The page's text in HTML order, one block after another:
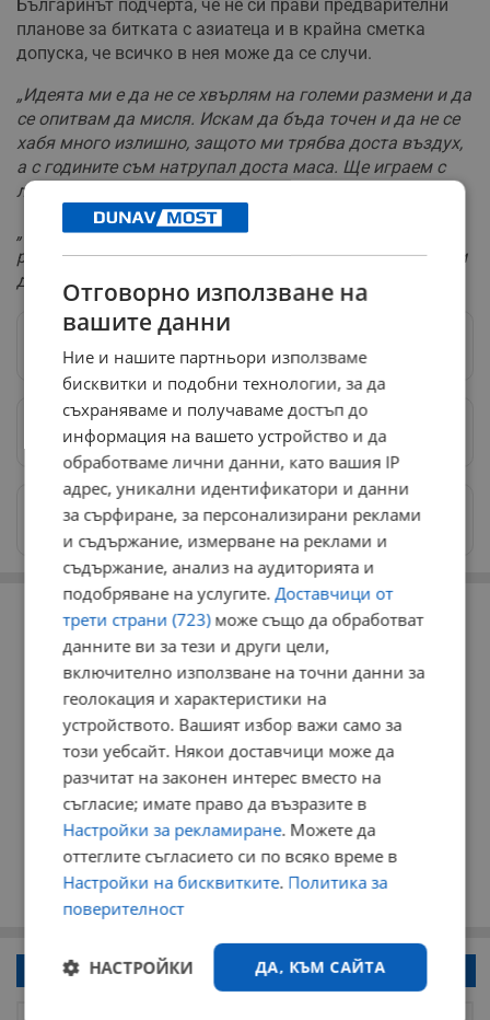
Българинът подчерта, че не си прави предварителни
планове за битката с азиатеца и в крайна сметка
допуска, че всичко в нея може да се случи.
„Идеята ми е да не се хвърлям на големи размени и да
се опитвам да мисля. Искам да бъда точен и да не се
хабя много излишно, защото ми трябва доста въздух,
а с годините съм натрупал доста маса. Ще играем с
леки нокаутиращи удари“
„Отстрани като го гледам ми е интересно и затова
реших да взема участие, но като цяло нямам амбиции
да се развивам в боя с голи ръце."
Предпочитани източници→
Изпращайте снимки и информация на
news@dunavmost.com
РЕКЛАМА
Напиши коментар!
Отговорно използване на
вашите данни
Ние и нашите партньори използваме
бисквитки и подобни технологии, за да
съхраняваме и получаваме достъп до
информация на вашето устройство и да
обработваме лични данни, като вашия IP
адрес, уникални идентификатори и данни
за сърфиране, за персонализирани реклами
и съдържание, измерване на реклами и
съдържание, анализ на аудиторията и
подобряване на услугите.Доставчици от
трети страни (723)може също да обработват
данните ви за тези и други цели,
включително използване на точни данни за
геолокация и характеристики на
устройството. Вашият избор важи само за
този уебсайт. Някои доставчици може да
разчитат на законен интерес вместо на
съгласие; имате право да възразите в
Настройки за рекламиране. Можете да
оттеглите съгласието си по всяко време в
Настройки на бисквитките. Политика за
поверителност
ДА, КЪМ САЙТА
НАСТРОЙКИ